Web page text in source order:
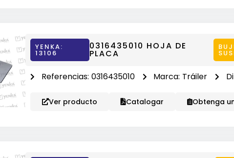
YENKA:
13106
0316435010 HOJA DE
PLACA
Referencias: 0316435010 Marca: Tráiler
Ver producto Catalogar Obtenga